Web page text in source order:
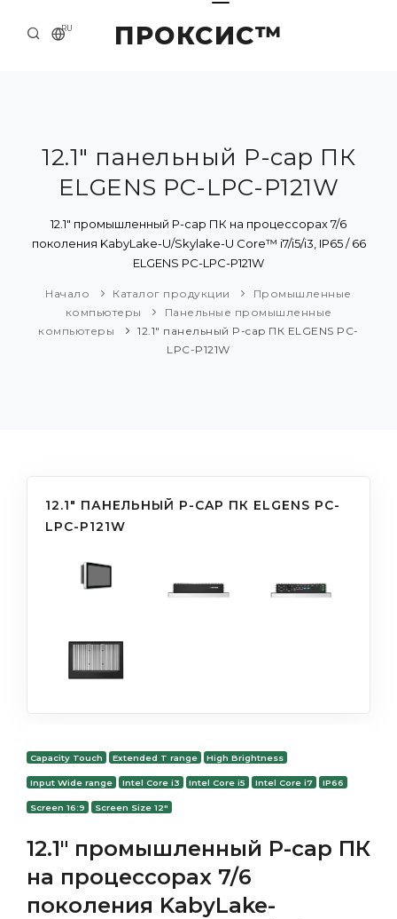
ПРОКСИС™
RU
О КОМПАНИИ
ПРИМЕРЫ И РЕШЕНИЯ
КАТАЛОГ ПРОДУКЦИИ
12.1" панельный P-cap ПК
ELGENS PC-LPC-P121W
12.1" промышленный P-cap ПК на процессорах 7/6
поколения KabyLake-U/Skylake-U Core™ i7/i5/i3, IP65 / 66
ELGENS PC-LPC-P121W
Начало Каталог продукции
Промышленные
компьютеры
Панельные промышленные
компьютеры
12.1" панельный P-cap ПК ELGENS PC-
LPC-P121W
12.1" ПАНЕЛЬНЫЙ P-CAP ПК ELGENS PC-
LPC-P121W
Capacity Touch Extended T range High Brightness
Input Wide range Intel Core i3 Intel Core i5 Intel Core i7 IP66
Screen 16:9 Screen Size 12"
12.1" промышленный P-cap ПК
на процессорах 7/6
поколения KabyLake-